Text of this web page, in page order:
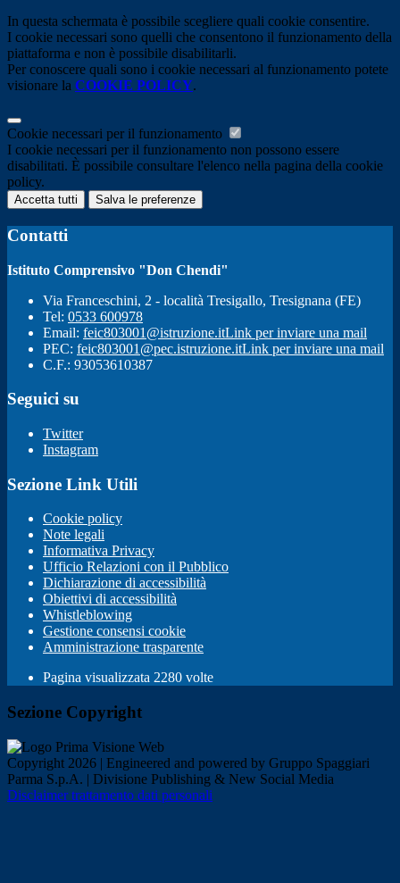
In questa schermata è possibile scegliere quali cookie consentire.
I cookie necessari sono quelli che consentono il funzionamento della
piattaforma e non è possibile disabilitarli.
Per conoscere quali sono i cookie necessari al funzionamento potete
visionare la COOKIE POLICY.
Cookie necessari per il funzionamento
I cookie necessari per il funzionamento non possono essere
disabilitati. È possibile consultare l'elenco nella pagina della cookie
policy.
Accetta tutti Salva le preferenze
Contatti
Istituto Comprensivo "Don Chendi"
Via Franceschini, 2 - località Tresigallo, Tresignana (FE)
Tel: 0533 600978
Email: feic803001@istruzione.itLink per inviare una mail
PEC: feic803001@pec.istruzione.itLink per inviare una mail
C.F.: 93053610387
Seguici su
Twitter
Instagram
Sezione Link Utili
Cookie policy
Note legali
Informativa Privacy
Ufficio Relazioni con il Pubblico
Dichiarazione di accessibilità
Obiettivi di accessibilità
Whistleblowing
Gestione consensi cookie
Amministrazione trasparente
Pagina visualizzata 2280 volte
Sezione Copyright
Copyright 2026 | Engineered and powered by Gruppo Spaggiari
Parma S.p.A. | Divisione Publishing & New Social Media
Disclaimer trattamento dati personali